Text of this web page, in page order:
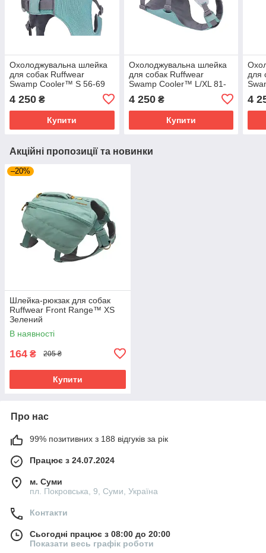
Охолоджувальна шлейка
для собак Ruffwear
Swamp Cooler™ S 56-69
4 250 ₴
Купити
Охолоджувальна шлейка
для собак Ruffwear
Swamp Cooler™ L/XL 81-
4 250₴
Купити
для
4
Акційні пропозиції та новинки
–20%
Шлейка-рюкзак для собак
Ruffwear Front Range™ XS
Зелений
В наявності
164 ₴ 205 ₴
Купити
Про нас
99% позитивних з 188 відгуків за рік
Працює з 24.07.2024
м. Суми
пл. Покровська, 9, Суми, Україна
Контакти
Сьогодні працює з 08:00 до 20:00
Показати весь графік роботи